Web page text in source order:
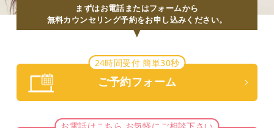
まずはお電話またはフォームから
無料カウンセリング予約をお申し込みください。
24時間受付 簡単30秒
ご予約フォーム